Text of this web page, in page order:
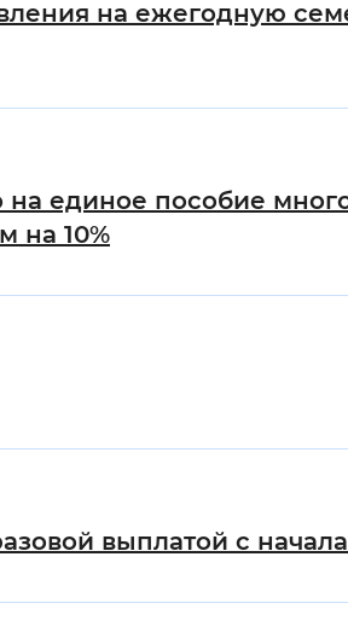
на ежегодную
на единое пособие
на 10%
выплатой с